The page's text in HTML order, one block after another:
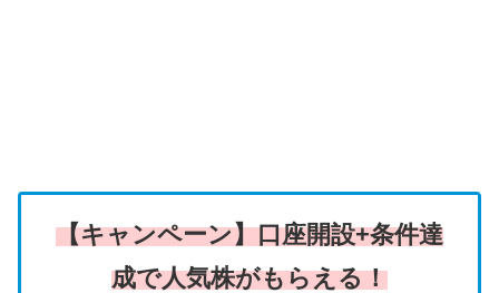
【キャンペーン】口座開設+条件達
成で人気株がもらえる！